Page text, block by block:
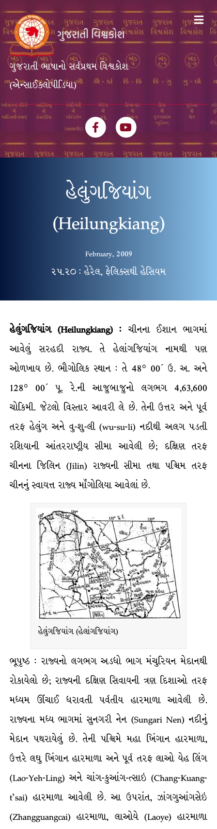
ગુજરાતી ભાષાનો સર્વપ્રથમ વિશ્વકોશ
(એન્સાઈક્લોપીડિયા)
FacebookYoutube
હેલુંગજિયાંગ
(Heilungkiang)
February, 2009
૨૫.૨૦ : હેરેલ, ફેલિક્સથી હેસિયમ
હેલુંગજિયાંગ (Heilungkiang) : ચીનના ઈશાન ભાગમાં
આવેલું સરહદી રાજ્ય. તે હેલાંગજિયાંગ નામથી પણ
ઓળખાય છે. ભૌગોલિક સ્થાન : તે 48° 00´ ઉ. અ. અને
128° 00´ પૂ. રે.ની આજુબાજુનો લગભગ 4,63,600
ચોકિમી. જેટલો વિસ્તાર આવરી લે છે. તેની ઉત્તર અને પૂર્વ
તરફ હેલુંગ અને વુ-શુ-લી (wu-su-li) નદીથી અલગ પડતી
રશિયાની આંતરરાષ્ટ્રીય સીમા આવેલી છે; દક્ષિણ તરફ
ચીનના જિલિન (Jilin) રાજ્યની સીમા તથા પશ્ચિમ તરફ
ચીનનું સ્વાયત્ત રાજ્ય મૉંગોલિયા આવેલાં છે.
હેલુંગજિયાંગ (હેલાંગજિયાંગ)
ભૂપૃષ્ઠ : રાજ્યનો લગભગ અડધો ભાગ મંચુરિયન મેદાનથી
રોકાયેલો છે; રાજ્યની દક્ષિણ સિવાયની ત્રણ દિશાઓ તરફ
મધ્યમ ઊંચાઈ ધરાવતી પર્વતીય હારમાળા આવેલી છે.
રાજ્યના મધ્ય ભાગમાં સુનગરી નેન (Sungari Nen) નદીનું
મેદાન પથરાયેલું છે. તેની પશ્ચિમે મહા ખિંગાન હારમાળા,
ઉત્તરે લઘુ ખિંગાન હારમાળા અને પૂર્વ તરફ લાઓ યેહ લિંગ
(Lao-Yeh-Ling) અને ચાંગ-કુઆંગ-ત્સાઇ (Chang-Kuang-
t’sai) હારમાળા આવેલી છે. આ ઉપરાંત, ઝાંગગુઆંગસેઇ
(Zhangguangcai) હારમાળા, લાઓયે (Laoye) હારમાળા